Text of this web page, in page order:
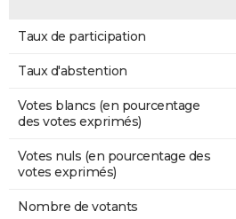
Taux de participation
Taux d'abstention
Votes blancs (en pourcentage
des votes exprimés)
Votes nuls (en pourcentage des
votes exprimés)
Nombre de votants